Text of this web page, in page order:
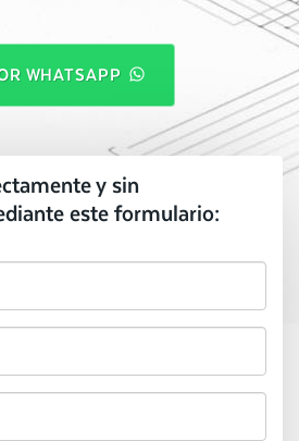
WHATSAPP
y sin
este formulario: